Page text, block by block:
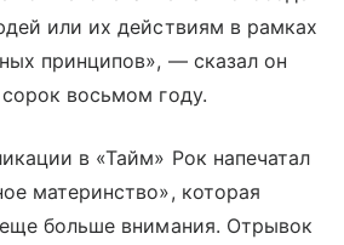
или их действиям в рамках
принципов», — сказал он
восьмом году.
в «Тайм» Рок напечатал
материнство», которая
больше внимания. Отрывок